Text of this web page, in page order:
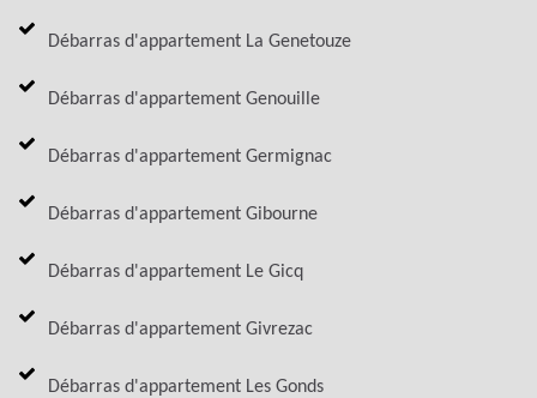
Débarras d'appartement La Genetouze
Débarras d'appartement Genouille
Débarras d'appartement Germignac
Débarras d'appartement Gibourne
Débarras d'appartement Le Gicq
Débarras d'appartement Givrezac
Débarras d'appartement Les Gonds